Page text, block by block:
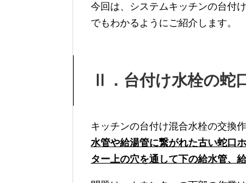
今回は、システムキッチンの台付
でもわかるようにご紹介します。
Ⅱ．台付け水栓の蛇
キッチンの台付け混合水栓の交換
水管や給湯管に繋がれた古い蛇口
ター上の穴を通して下の給水管、